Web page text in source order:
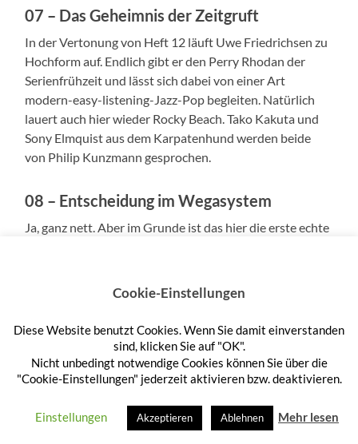
07 – Das Geheimnis der Zeitgruft
In der Vertonung von Heft 12 läuft Uwe Friedrichsen zu
Hochform auf. Endlich gibt er den Perry Rhodan der
Serienfrühzeit und lässt sich dabei von einer Art
modern-easy-listening-Jazz-Pop begleiten. Natürlich
lauert auch hier wieder Rocky Beach. Tako Kakuta und
Sony Elmquist aus dem Karpatenhund werden beide
von Philip Kunzmann gesprochen.
08 – Entscheidung im Wegasystem
Ja, ganz nett. Aber im Grunde ist das hier die erste echte
Grobschmied am Werk. Bully ist mir zu bully und Thora
zu thorös. Einzig Crest überrascht am Ende durch eine
Konsequenz, wie sie für ein Kinderhörspiel schon nicht
ganz schlecht ist. Chapeau!
09 – die Spur durch Zeit und Raum
Es geht noch einmal aufwärts und wird kosmisch –
zumindest für damalige Serienverhältnisse. Die Folge ist
Cookie-Einstellungen
Diese Website benutzt Cookies. Wenn Sie damit einverstanden
sind, klicken Sie auf "OK".
Nicht unbedingt notwendige Cookies können Sie über die
"Cookie-Einstellungen" jederzeit aktivieren bzw. deaktivieren.
Einstellungen Akzeptieren Ablehnen Mehr lesen